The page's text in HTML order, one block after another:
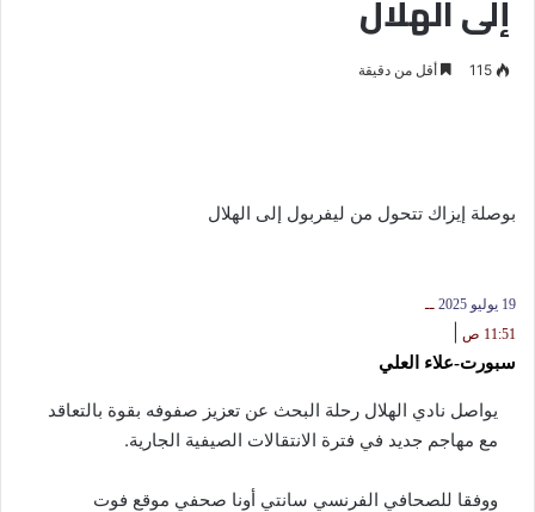
إلى الهلال
115 أقل من دقيقة
بوصلة إيزاك تتحول من ليفربول إلى الهلال
19 يوليو 2025
ــ
11:51 ص
سبورت-علاء العلي
يواصل نادي الهلال رحلة البحث عن تعزيز صفوفه بقوة بالتعاقد
مع مهاجم جديد في فترة الانتقالات الصيفية الجارية.
ووفقا للصحافي الفرنسي سانتي أونا صحفي موقع فوت